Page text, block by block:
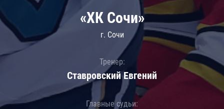
«ХК Сочи»
г. Сочи
Тренер:
Ставровский Евгений
Главные судьи: